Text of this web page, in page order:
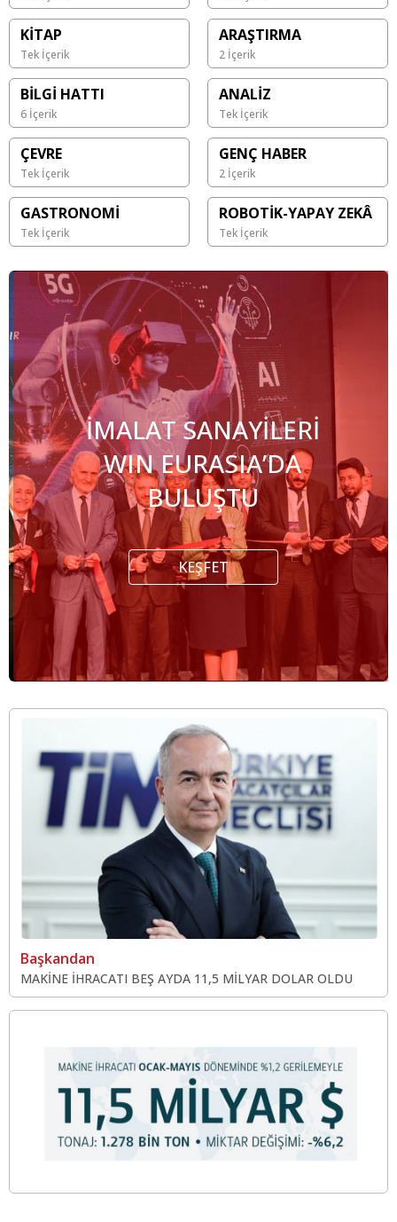
KİTAP
Tek İçerik
ARAŞTIRMA
2 İçerik
BİLGİ HATTI
6 İçerik
ANALİZ
Tek İçerik
ÇEVRE
Tek İçerik
GENÇ HABER
2 İçerik
GASTRONOMİ
Tek İçerik
ROBOTİK-YAPAY ZEKÂ
Tek İçerik
İMALAT SANAYİLERİ
WIN EURASIA’DA
BULUŞTU
KEŞFET
Başkandan
MAKİNE İHRACATI BEŞ AYDA 11,5 MİLYAR DOLAR OLDU